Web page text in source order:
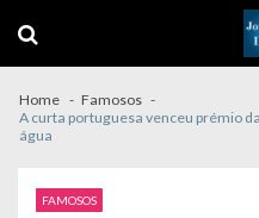
navigation
content
Home
Famosos
A curta portuguesa venceu prémio
água
FAMOSOS